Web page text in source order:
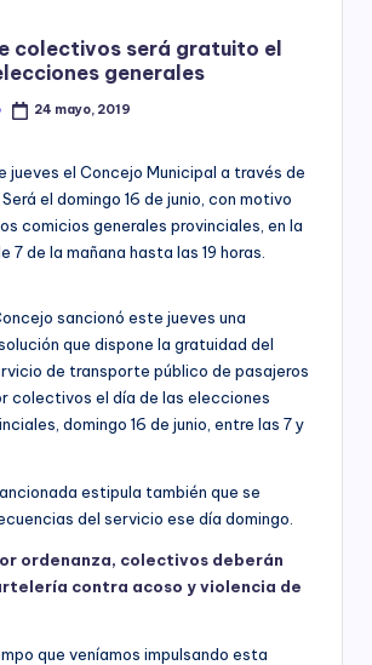
colectivos será gratuito el
generales
24 mayo, 2019
jueves el Concejo Municipal a través de
el domingo 16 de junio, con motivo
comicios generales provinciales, en la
7 de la mañana hasta las 19 horas.
sancionó este jueves una
que dispone la gratuidad del
de transporte público de pasajeros
colectivos el día de las elecciones
domingo 16 de junio, entre las 7 y
estipula también que se
del servicio ese día domingo.
ordenanza, colectivos deberán
contra acoso y violencia de
que veníamos impulsando esta